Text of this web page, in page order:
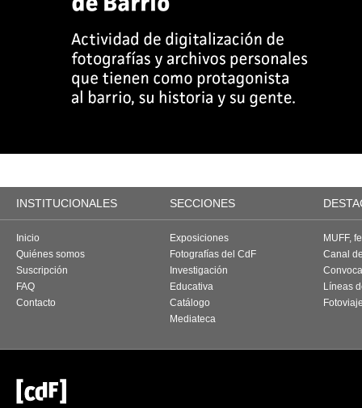
INSTITUCIONALES SECCIONES
Inicio
Quiénes somos
Suscripción
FAQ
Contacto
Exposiciones
Fotografías del CdF
Investigación
Educativa
Catálogo
Mediateca
MUFF,
Canal
Líneas